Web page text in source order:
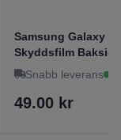
Samsung Galaxy
Skyddsfilm Baksida
Snabb leverans
49.00 kr